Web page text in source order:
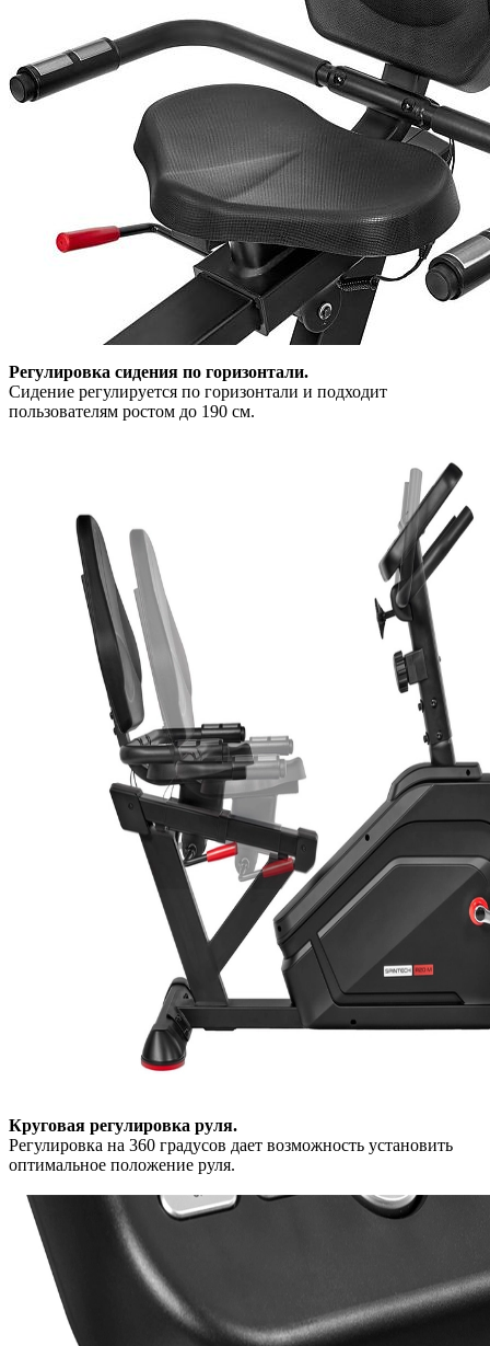
Регулировка сидения по горизонтали.
Сидение регулируется по горизонтали и подходит
пользователям ростом до 190 см.
Круговая регулировка руля.
Регулировка на 360 градусов дает возможность установить
оптимальное положение руля.